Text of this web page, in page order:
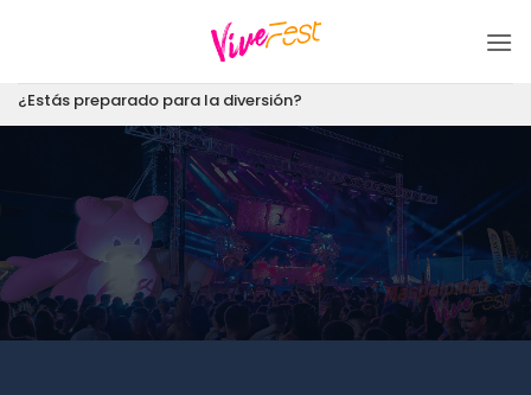
¿Estás preparado para la diversión?